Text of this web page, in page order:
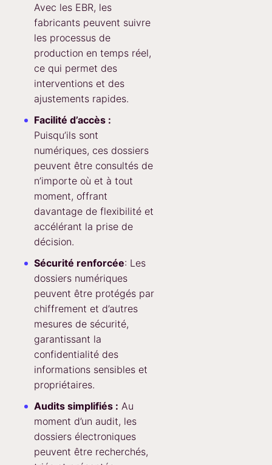
Avec les EBR, les
fabricants peuvent suivre
les processus de
production en temps réel,
ce qui permet des
interventions et des
ajustements rapides.
Facilité d’accès :
Puisqu’ils sont
numériques, ces dossiers
peuvent être consultés de
n’importe où et à tout
moment, offrant
davantage de flexibilité et
accélérant la prise de
décision.
Sécurité renforcée: Les
dossiers numériques
peuvent être protégés par
chiffrement et d’autres
mesures de sécurité,
garantissant la
confidentialité des
informations sensibles et
propriétaires.
Audits simplifiés : Au
moment d’un audit, les
dossiers électroniques
peuvent être recherchés,